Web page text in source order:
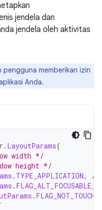
jendela dan
jendela oleh aktivitas
pengguna memberikan izin
Anda.
. LayoutParams(
width */
height */
. TYPE_APPLICATION,
/*
.
.